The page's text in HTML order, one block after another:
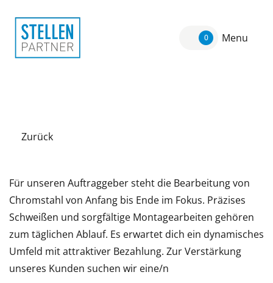
0 Menu
Zurück
Für unseren Auftraggeber steht die Bearbeitung von
Chromstahl von Anfang bis Ende im Fokus. Präzises
Schweißen und sorgfältige Montagearbeiten gehören
zum täglichen Ablauf. Es erwartet dich ein dynamisches
Umfeld mit attraktiver Bezahlung. Zur Verstärkung
unseres Kunden suchen wir eine/n